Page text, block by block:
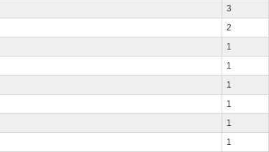
3
2
1
1
1
1
1
1